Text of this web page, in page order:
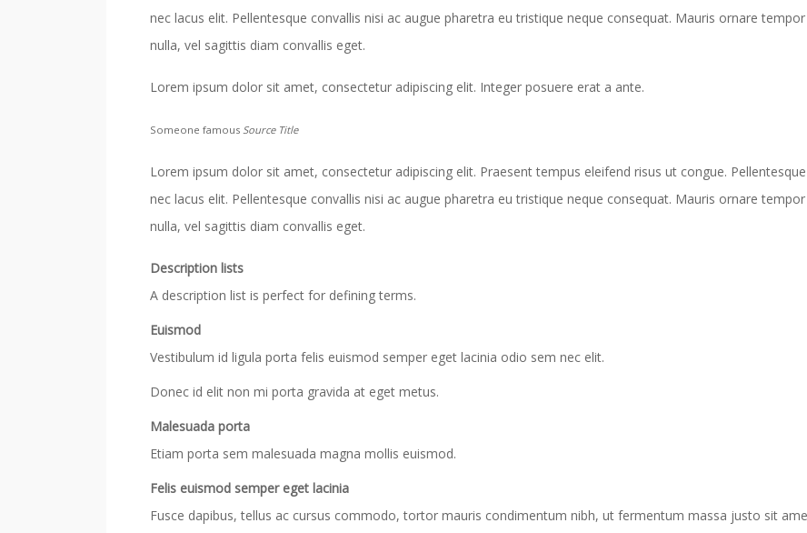
nec lacus elit. Pellentesque convallis nisi ac augue pharetra eu tristique neque consequat. Mauris ornare tempor
nulla, vel sagittis diam convallis eget.
Lorem ipsum dolor sit amet, consectetur adipiscing elit. Integer posuere erat a ante.
Someone famous Source Title
Lorem ipsum dolor sit amet, consectetur adipiscing elit. Praesent tempus eleifend risus ut congue. Pellentesque
nec lacus elit. Pellentesque convallis nisi ac augue pharetra eu tristique neque consequat. Mauris ornare tempor
nulla, vel sagittis diam convallis eget.
Description lists
A description list is perfect for defining terms.
Euismod
Vestibulum id ligula porta felis euismod semper eget lacinia odio sem nec elit.
Donec id elit non mi porta gravida at eget metus.
Malesuada porta
Etiam porta sem malesuada magna mollis euismod.
Felis euismod semper eget lacinia
Fusce dapibus, tellus ac cursus commodo, tortor mauris condimentum nibh, ut fermentum massa justo sit